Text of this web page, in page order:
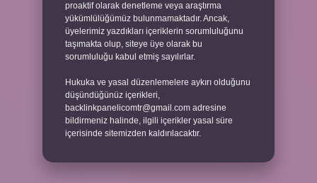
proaktif olarak denetleme veya araştırma
yükümlülüğümüz bulunmamaktadır. Ancak,
üyelerimiz yazdıkları içeriklerin sorumluluğunu
taşımakta olup, siteye üye olarak bu
sorumluluğu kabul etmiş sayılırlar.
Hukuka ve yasal düzenlemelere aykırı olduğunu
düşündüğünüz içerikleri,
backlinkpanelicomtr@gmail.com adresine
bildirmeniz halinde, ilgili içerikler yasal süre
içerisinde sitemizden kaldırılacaktır.